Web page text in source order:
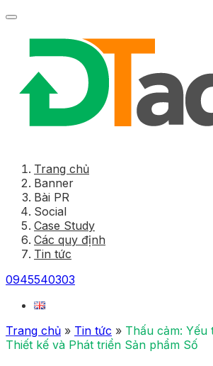
Trang chủ
Banner
Bài PR
Social
Case Study
Các quy định
Tin tức
0945540303
Trang chủ » Tin tức » Thấu cảm:
Thiết kế và Phát triển Sản phẩm Số